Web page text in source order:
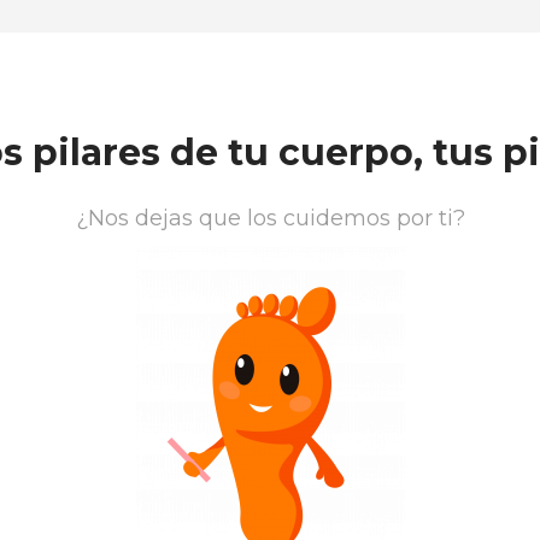
pilares de tu cuerpo, tus
¿Nos dejas que los cuidemos por ti?